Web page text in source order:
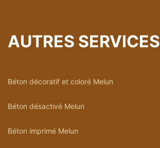
AUTRES SERVICES
Béton décoratif et coloré Melun
Béton désactivé Melun
Béton imprimé Melun